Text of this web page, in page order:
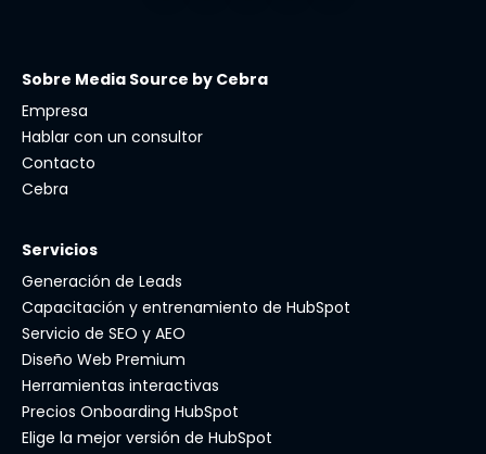
Sobre Media Source by Cebra
Empresa
Hablar con un consultor
Contacto
Cebra
Servicios
Generación de Leads
Capacitación y entrenamiento de HubSpot
Servicio de SEO y AEO
Diseño Web Premium
Herramientas interactivas
Precios Onboarding HubSpot
Elige la mejor versión de HubSpot